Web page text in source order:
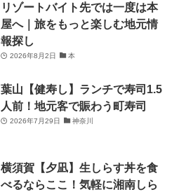
リゾートバイト先では一度は本
屋へ｜旅をもっと楽しむ地元情
報探し
2026年8月2日 本
葉山【健寿し】ランチで寿司1.5
人前！地元客で賑わう町寿司
2026年7月29日 神奈川
横須賀【夕凪】生しらす丼を食
べるならここ！気軽に湘南しら